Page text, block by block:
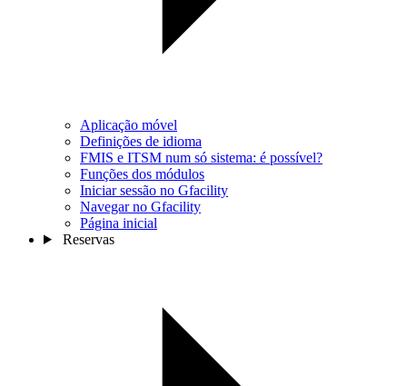
Aplicação móvel
Definições de idioma
FMIS e ITSM num só sistema: é possível?
Funções dos módulos
Iniciar sessão no Gfacility
Navegar no Gfacility
Página inicial
Reservas